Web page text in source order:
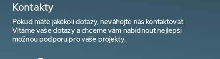
Kontakty
Pokud máte jakékoli dotazy, neváhejte nás kontaktovat.
Vítáme vaše dotazy a chceme vám nabídnout nejlepší
možnou podporu pro vaše projekty.